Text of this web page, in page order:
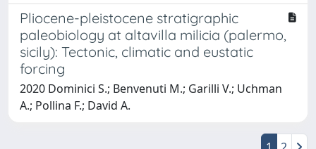
Pliocene-pleistocene stratigraphic
paleobiology at altavilla milicia (palermo,
sicily): Tectonic, climatic and eustatic
forcing
2020 Dominici S.; Benvenuti M.; Garilli V.; Uchman
A.; Pollina F.; David A.